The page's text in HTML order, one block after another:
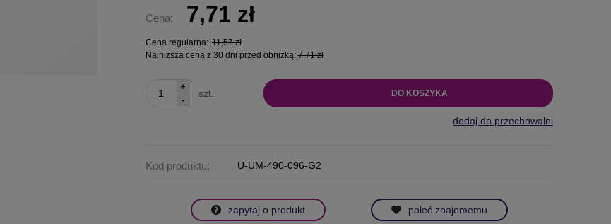
Cena: 7,71 zł
Cena regularna: 11,57 zł
Najniższa cena z 30 dni przed obniżką:7,71 zł
-
+
szt. DO KOSZYKA
dodaj do przechowalni
Kod produktu: U-UM-490-096-G2
zapytaj o produkt poleć znajomemu